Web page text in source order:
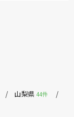
山梨県44件